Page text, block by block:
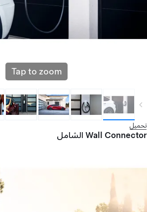
Tap to zoom
تحميل
Wall Connector الشامل